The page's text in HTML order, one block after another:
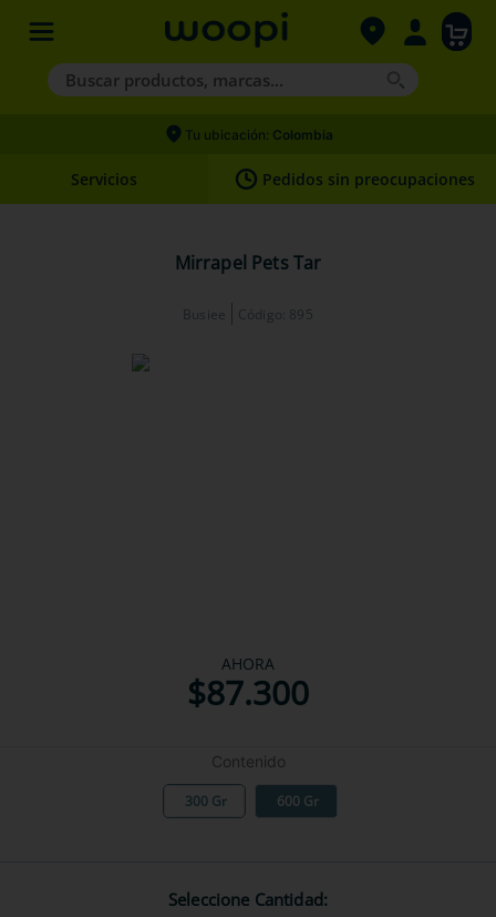
Buscar productos, marcas...
Términos más buscados
2.
hills
Tu ubicación: Colombia
Servicios Pedidos sin preocupaciones
Mirrapel Pets Tar
Busiee Código: 895
AHORA
$87.300
Contenido
300 Gr 600 Gr
Seleccione Cantidad